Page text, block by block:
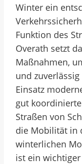
Winter ein
Funktion des
Overath setzt
Maßnahmen,
und
Einsatz
gut
Straßen von
die Mobilität in
winterlichen
ist ein